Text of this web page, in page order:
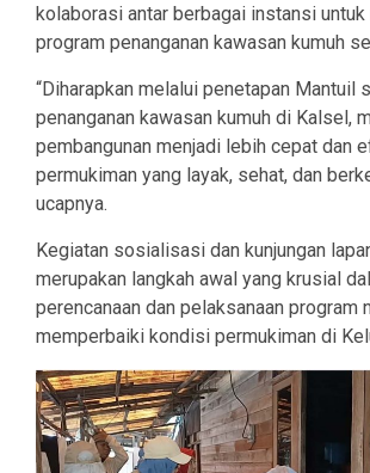
kolaborasi antar berbagai instansi untuk
program penanganan kawasan kumuh
“Diharapkan melalui penetapan Mantuil
penanganan kawasan kumuh di Kalsel,
pembangunan menjadi lebih cepat dan
permukiman yang layak, sehat, dan
ucapnya.
Kegiatan sosialisasi dan kunjungan
merupakan langkah awal yang krusial
perencanaan dan pelaksanaan program
memperbaiki kondisi permukiman di